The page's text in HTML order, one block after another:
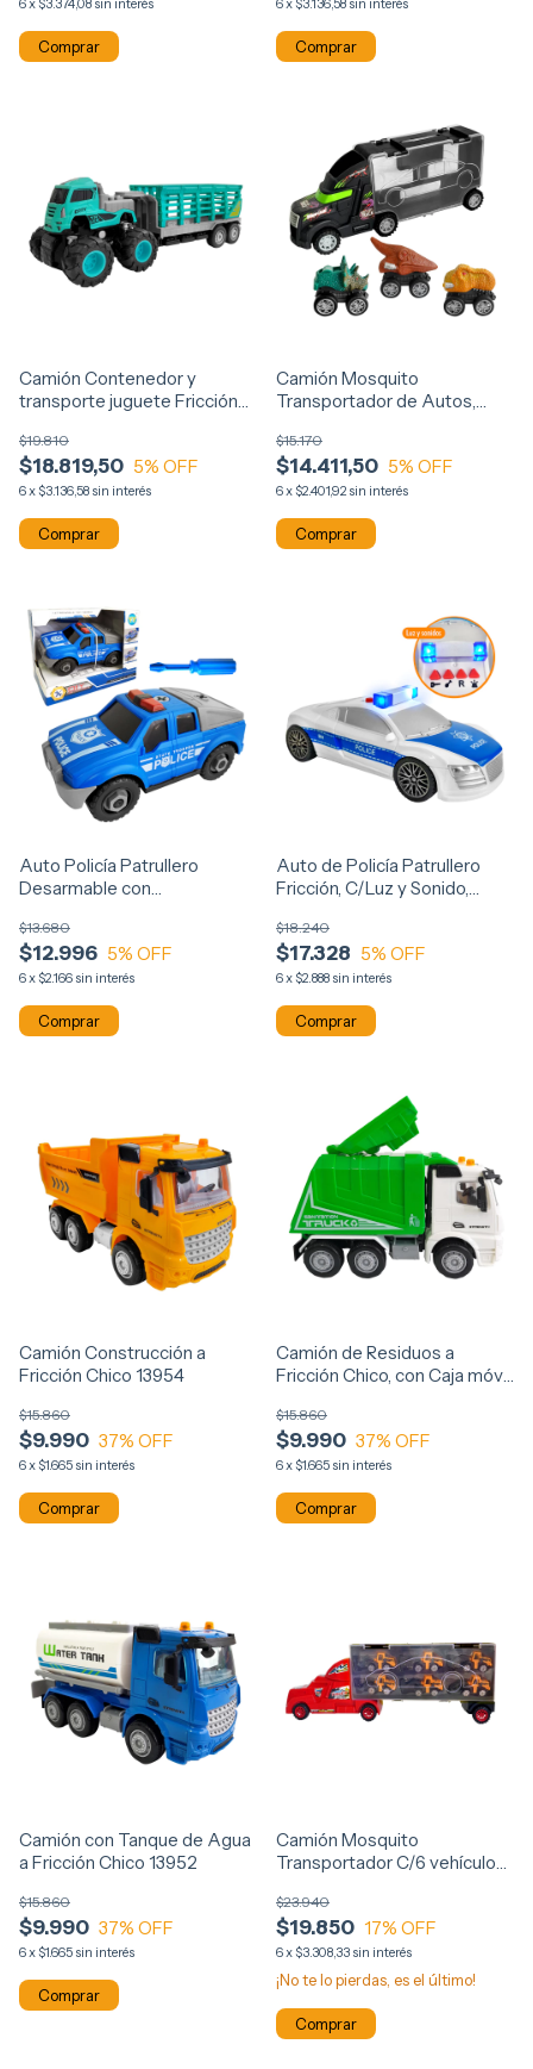
6x$3.374,08 sin interés 6x$3.136,58 sin interés
Comprar
Camión Contenedor y
transporte juguete Fricción
$18.819,50
$19.810
5% OFF
6x$3.136,58 sin interés
Comprar
Camión Mosquito
Transportador de Autos,
$14.411,50
$15.170
5% OFF
6x$2.401,92 sin interés
Auto Policía Patrullero
Desarmable con
$12.996
$13.680
5% OFF
6x$2.166 sin interés
Auto de Policía Patrullero
Fricción, C/Luz y Sonido,
$17.328
$18.240
5% OFF
6x$2.888 sin interés
Camión Construcción a
Fricción Chico 13954
$9.990
$15.860
37% OFF
6x$1.665 sin interés
Camión de Residuos a
Fricción Chico, con Caja móvil
$9.990
$15.860
37% OFF
6x$1.665 sin interés
Camión con Tanque de Agua
a Fricción Chico 13952
$9.990
$15.860
37% OFF
6x$1.665 sin interés
Camión Mosquito
Transportador C/6 vehículos
$19.850
$23.940
17% OFF
6x$3.308,33 sin interés
¡No te lo pierdas, es el último!
Comprar